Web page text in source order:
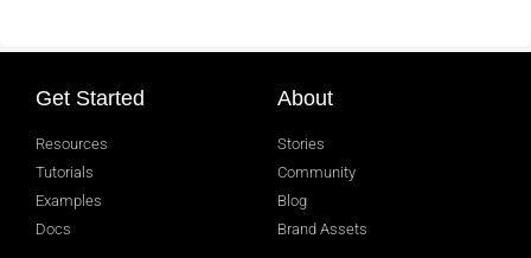
Get Started
Resources
Tutorials
Examples
Docs
About
Stories
Community
Blog
Brand Assets